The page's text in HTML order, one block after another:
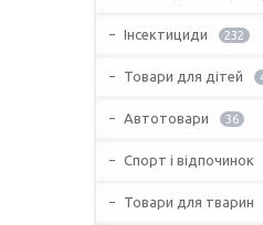
Інсектициди 232
Товари для дітей
Автотовари 36
Спорт і відпочинок
Товари для тварин